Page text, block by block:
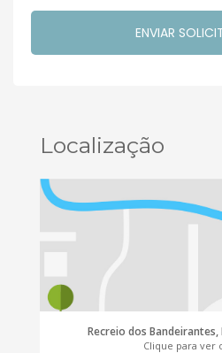
Localização
Recreio dos Bandeirantes,
Clique para ver